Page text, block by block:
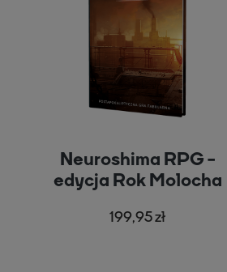
Neuroshima RPG -
edycja Rok Molocha
199,95 zł